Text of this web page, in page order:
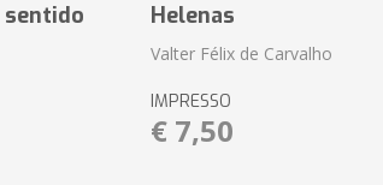
sentido Helenas
Valter Félix de Carvalho
IMPRESSO
€ 7,50